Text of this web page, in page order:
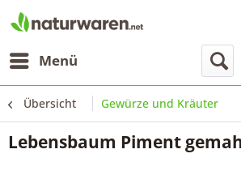
Menü
Übersicht Gewürze und Kräuter
Lebensbaum Piment